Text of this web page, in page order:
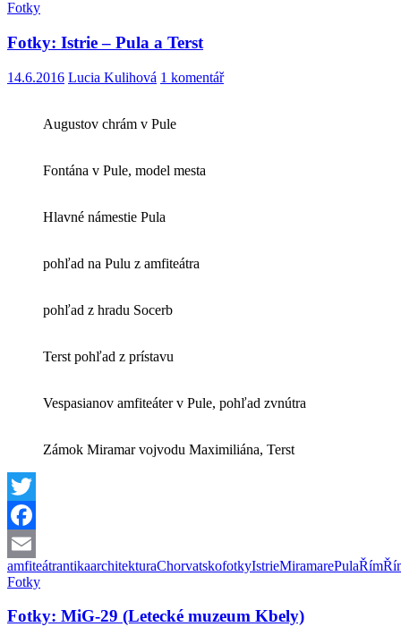
Fotky
Fotky: Istrie – Pula a Terst
14.6.2016 Lucia Kulihová 1 komentář
Augustov chrám v Pule
Fontána v Pule, model mesta
Hlavné námestie Pula
pohľad na Pulu z amfiteátra
pohľad z hradu Socerb
Terst pohľad z prístavu
Vespasianov amfiteáter v Pule, pohľad zvnútra
Zámok Miramar vojvodu Maximiliána, Terst
Twitter
Facebook
Email
amfiteátrantikaarchitekturaChorvatskofotkyIstrieMiramarePulaŘím
Fotky
Fotky: MiG-29 (Letecké muzeum Kbely)